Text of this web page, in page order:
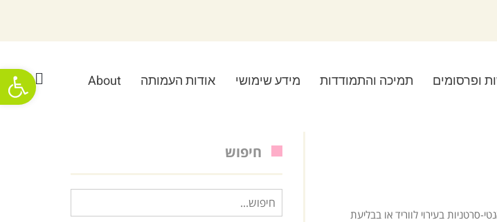
פתח ופרסומים תמיכה והתמודדות מידע שימושי אודות העמותה About
סרטניות בעירוי לווריד או בבליעת
חיפוש
עבור: